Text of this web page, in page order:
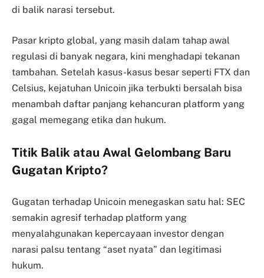
di balik narasi tersebut.
Pasar kripto global, yang masih dalam tahap awal
regulasi di banyak negara, kini menghadapi tekanan
tambahan. Setelah kasus-kasus besar seperti FTX dan
Celsius, kejatuhan Unicoin jika terbukti bersalah bisa
menambah daftar panjang kehancuran platform yang
gagal memegang etika dan hukum.
Titik Balik atau Awal Gelombang Baru
Gugatan Kripto?
Gugatan terhadap Unicoin menegaskan satu hal: SEC
semakin agresif terhadap platform yang
menyalahgunakan kepercayaan investor dengan
narasi palsu tentang “aset nyata” dan legitimasi
hukum.